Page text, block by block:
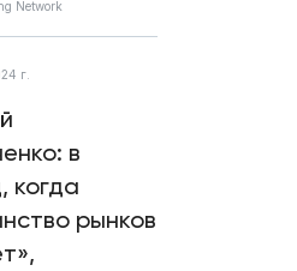
Network
г.
в
когда
рынков